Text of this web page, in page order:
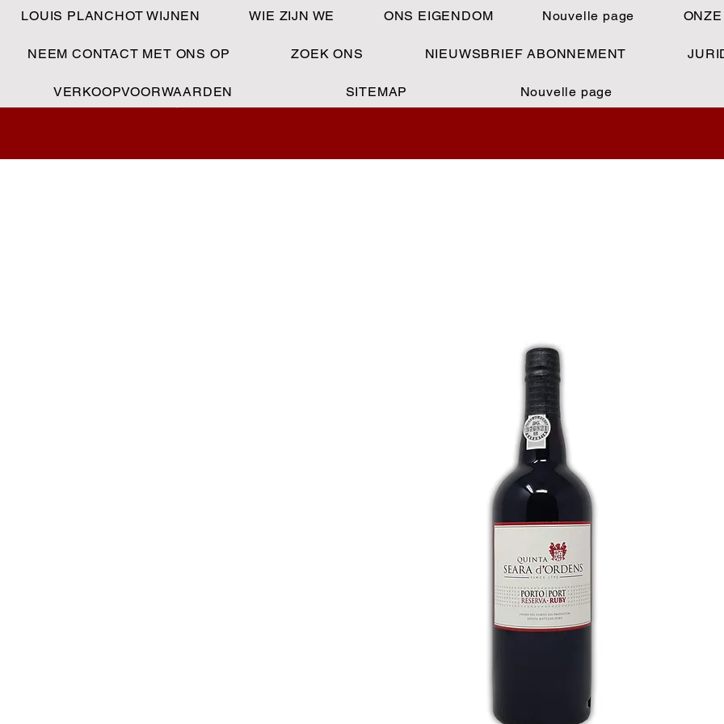
MAISON LOUIS PLANCHOT
Vins - Champagnes - Spiritueux
LOUIS PLANCHOT WIJNEN WIE ZIJN WE ONS EIGENDOM Nouvelle page
NEEM CONTACT MET ONS OP ZOEK ONS NIEUWSBRIEF ABONNEMENT
VERKOOPVOORWAARDEN SITEMAP Nouvelle page